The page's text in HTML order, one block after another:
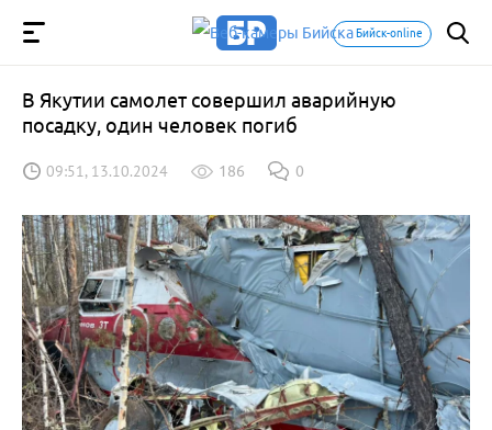
Бийск-online
В Якутии самолет совершил аварийную
посадку, один человек погиб
09:51, 13.10.2024 186 0